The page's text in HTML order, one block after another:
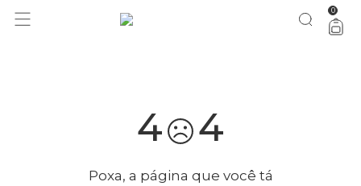
você merece 30% OFF pra comemorar com a gente aproveita! 0
4 4
Poxa, a página que você tá